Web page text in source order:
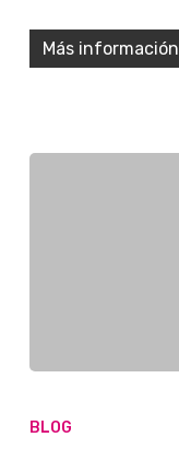
Más información
BLOG